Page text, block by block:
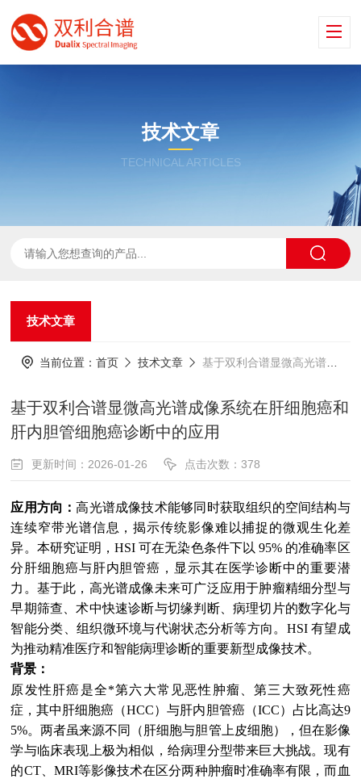
技术文章
TECHNICAL ARTICLES
技术文章
当前位置：首页 技术文章 基于双利合谱显微高光谱成像系统在肝细胞癌和肝内胆管细胞癌诊断中的应用
基于双利合谱显微高光谱成像系统在肝细胞癌和
肝内胆管细胞癌诊断中的应用
更新时间：2026-01-26 点击次数：378
应用方向：高光谱成像技术能够同时获取组织的空间结构与
连续窄带光谱信息，揭示传统影像难以捕捉的微观生化差
异。本研究证明，HSI 可在无染色条件下以 95% 的准确率区
分肝细胞癌与肝内胆管癌，显示其在医学诊断中的重要潜
力。基于此，高光谱成像未来可广泛应用于肿瘤精细分型与
早期筛查、术中快速诊断与切缘判断、病理切片的数字化与
智能分类、组织微环境与代谢状态分析等方向。HSI 有望成
为推动精准医疗和智能病理诊断的重要新型成像技术。
背景：
原发性肝癌是全*第六大常见恶性肿瘤、第三大致死性癌
症，其中肝细胞癌（HCC）与肝内胆管癌（ICC）占比高达9
5%。两者虽来源不同（肝细胞与胆管上皮细胞），但在影像
学与临床表现上极为相似，给病理分型带来巨大挑战。现有
的CT、MRI等影像技术在区分两种肿瘤时准确率有限，而血